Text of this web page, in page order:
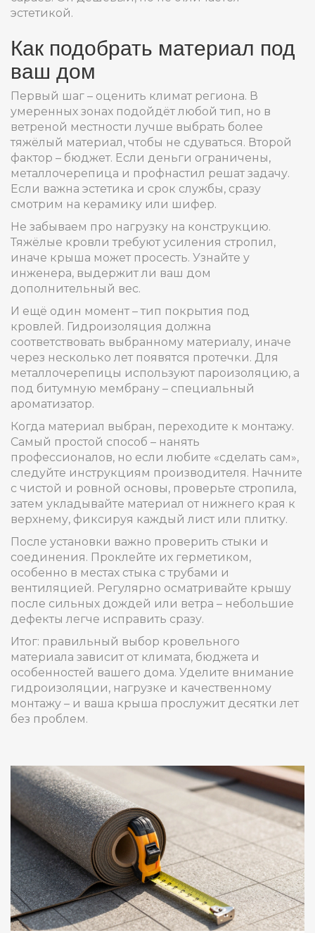
эстетикой.
Как подобрать материал под
ваш дом
Первый шаг – оценить климат региона. В
умеренных зонах подойдёт любой тип, но в
ветреной местности лучше выбрать более
тяжёлый материал, чтобы не сдуваться. Второй
фактор – бюджет. Если деньги ограничены,
металлочерепица и профнастил решат задачу.
Если важна эстетика и срок службы, сразу
смотрим на керамику или шифер.
Не забываем про нагрузку на конструкцию.
Тяжёлые кровли требуют усиления стропил,
иначе крыша может просесть. Узнайте у
инженера, выдержит ли ваш дом
дополнительный вес.
И ещё один момент – тип покрытия под
кровлей. Гидроизоляция должна
соответствовать выбранному материалу, иначе
через несколько лет появятся протечки. Для
металлочерепицы используют пароизоляцию, а
под битумную мембрану – специальный
ароматизатор.
Когда материал выбран, переходите к монтажу.
Самый простой способ – нанять
профессионалов, но если любите «сделать сам»,
следуйте инструкциям производителя. Начните
с чистой и ровной основы, проверьте стропила,
затем укладывайте материал от нижнего края к
верхнему, фиксируя каждый лист или плитку.
После установки важно проверить стыки и
соединения. Проклейте их герметиком,
особенно в местах стыка с трубами и
вентиляцией. Регулярно осматривайте крышу
после сильных дождей или ветра – небольшие
дефекты легче исправить сразу.
Итог: правильный выбор кровельного
материала зависит от климата, бюджета и
особенностей вашего дома. Уделите внимание
гидроизоляции, нагрузке и качественному
монтажу – и ваша крыша прослужит десятки лет
без проблем.